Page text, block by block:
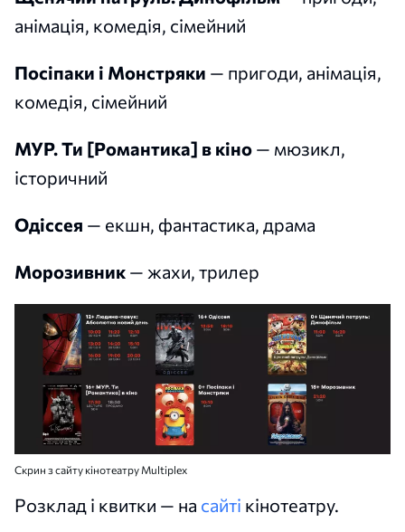
анімація, комедія, сімейний
Посіпаки і Монстряки — пригоди, анімація,
комедія, сімейний
МУР. Ти [Романтика] в кіно — мюзикл,
історичний
Одіссея — екшн, фантастика, драма
Морозивник — жахи, трилер
Скрин з сайту кінотеатру Multiplex
Розклад і квитки — на сайті кінотеатру.